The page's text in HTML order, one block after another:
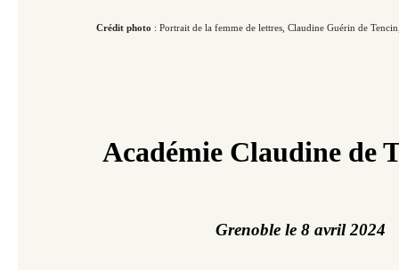
Crédit photo : Portrait de la femme de lettres, Claudine Guérin de
Académie Claudine de
Grenoble le 8 avril 2024